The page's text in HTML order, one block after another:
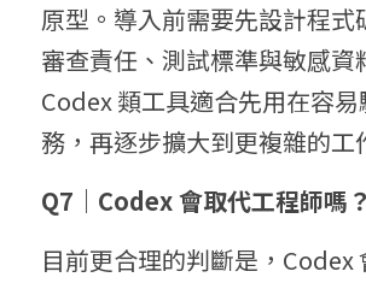
原型。導入前需要先設計程式
審查責任、測試標準與敏感資
Codex 類工具適合先用在容
務，再逐步擴大到更複雜的工
Q7｜Codex 會取代工程師嗎？
目前更合理的判斷是，Codex